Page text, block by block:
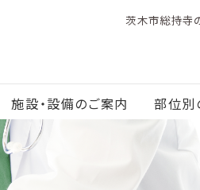
茨木市総持寺
施設・設備のご案内 部位別